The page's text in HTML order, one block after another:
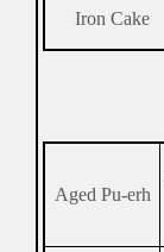
Iron Cake
Aged Pu-erh